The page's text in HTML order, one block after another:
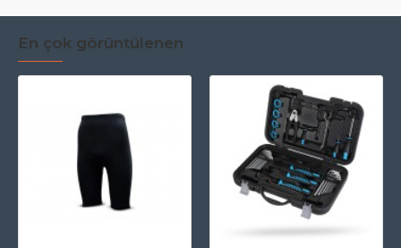
En çok görüntülenen